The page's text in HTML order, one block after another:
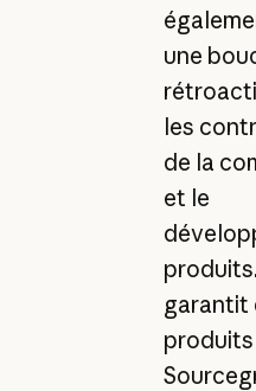
une
les
de la
et le
garantit
produits